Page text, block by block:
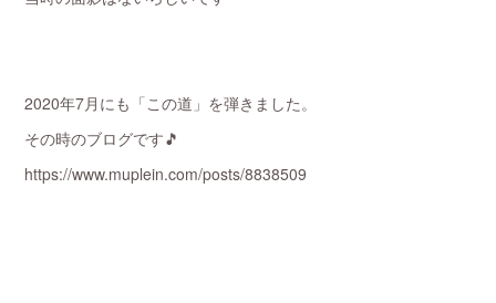
2020年7月にも「この道」を弾きました。
その時のブログです🎵
https://www.muplein.com/posts/8838509